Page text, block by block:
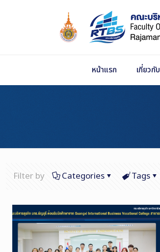
หน้าแรก เกี่ยวกับ
Filter by Categories Tags